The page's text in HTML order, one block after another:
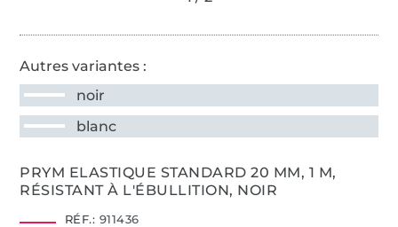
Autres variantes :
noir
blanc
PRYM ELASTIQUE STANDARD 20 MM, 1 M,
RÉSISTANT À L'ÉBULLITION, NOIR
RÉF.: 911436